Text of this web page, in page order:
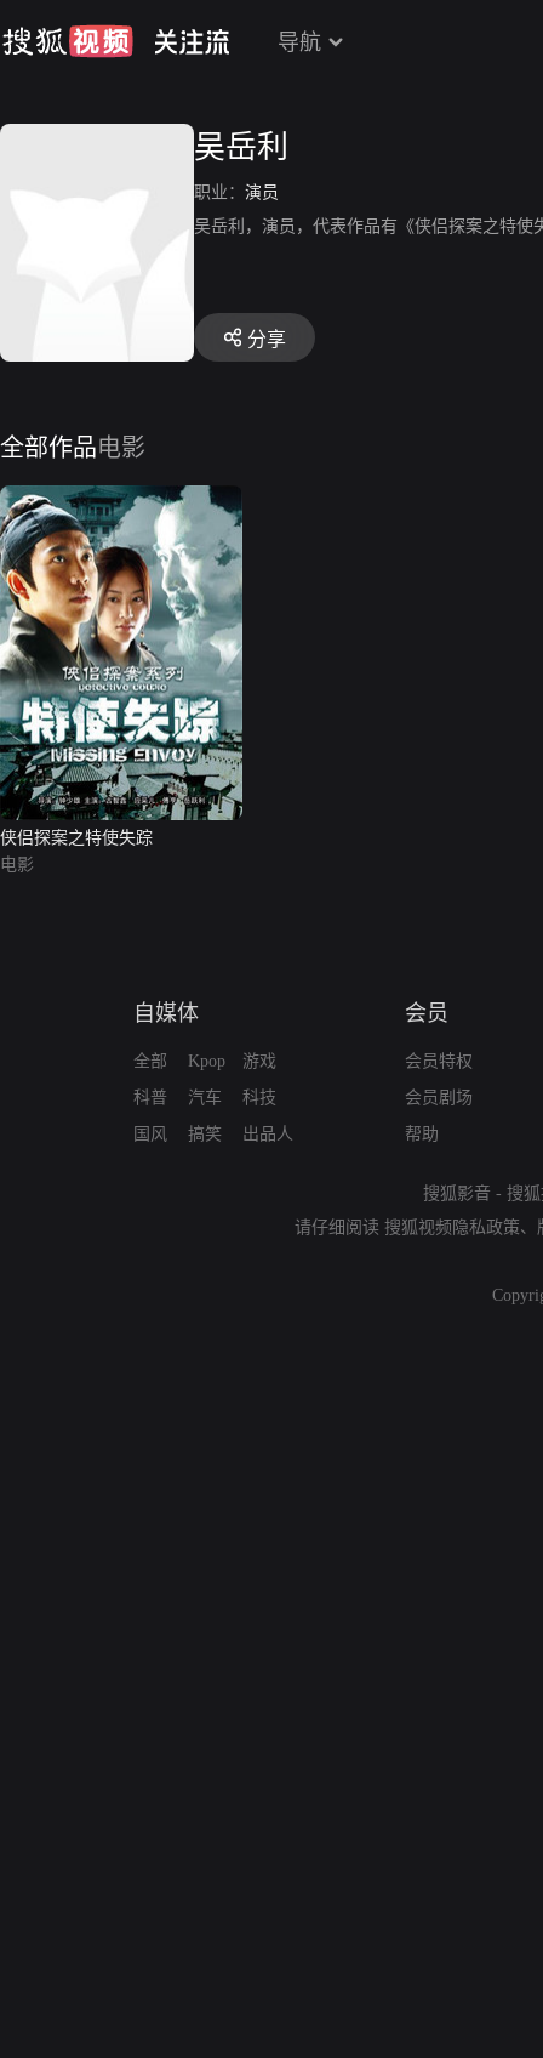
导航
吴岳利
职业： 演员
吴岳利，演员，代表作品有《侠侣探案之特使
分享
全部作品电影
侠侣探案之特使失踪
电影
自媒体
全部
科普
国风
Kpop
汽车
搞笑
游戏
科技
出品人
会员
会员特权
会员剧场
帮助
搜狐影音 - 搜
请仔细阅读 搜狐视频隐私政策、